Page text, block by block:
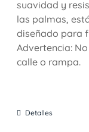
suavidad y
las palmas,
diseñado para
Advertencia:
calle o rampa.
Detalles